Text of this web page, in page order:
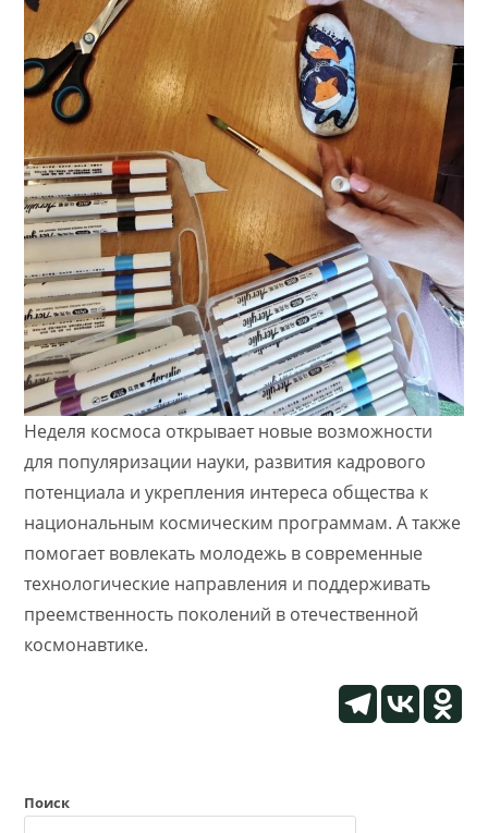
Неделя космоса открывает новые возможности
для популяризации науки, развития кадрового
потенциала и укрепления интереса общества к
национальным космическим программам. А также
помогает вовлекать молодежь в современные
технологические направления и поддерживать
преемственность поколений в отечественной
космонавтике.
Поиск